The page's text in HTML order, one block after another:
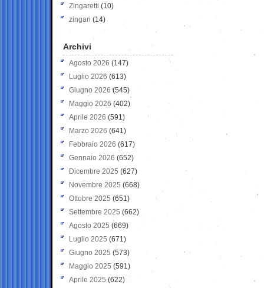
Zingaretti (10)
zingari (14)
Archivi
Agosto 2026 (147)
Luglio 2026 (613)
Giugno 2026 (545)
Maggio 2026 (402)
Aprile 2026 (591)
Marzo 2026 (641)
Febbraio 2026 (617)
Gennaio 2026 (652)
Dicembre 2025 (627)
Novembre 2025 (668)
Ottobre 2025 (651)
Settembre 2025 (662)
Agosto 2025 (669)
Luglio 2025 (671)
Giugno 2025 (573)
Maggio 2025 (591)
Aprile 2025 (622)